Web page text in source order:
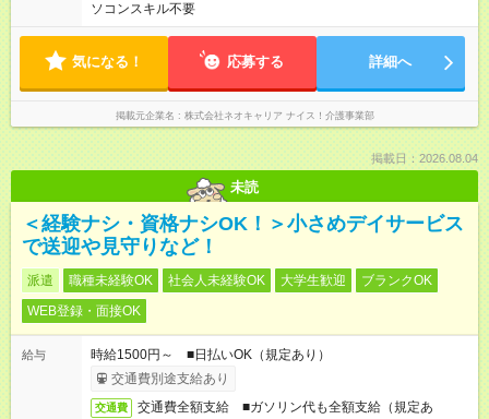
ソコンスキル不要
気になる！ 応募する 詳細へ
掲載元企業名 株式会社ネオキャリア ナイス！介護事業部
掲載日：2026.08.04
未読
＜経験ナシ・資格ナシOK！＞小さめデイサービス
で送迎や見守りなど！
派遣 職種未経験OK 社会人未経験OK 大学生歓迎
ブランクOK
WEB登録・面接OK
給与
時給1500円～ ■日払いOK（規定あり）
交通費別途支給あり
交通費
交通費全額支給 ■ガソリン代も全額支給（規定あ